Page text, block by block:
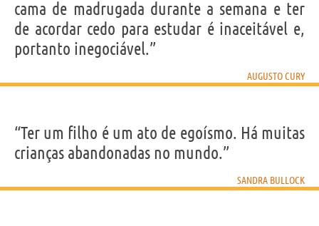
cama de madrugada durante a semana e ter
de acordar cedo para estudar é inaceitável e,
portanto inegociável.”
AUGUSTO CURY
“Ter um filho é um ato de egoísmo. Há muitas
crianças abandonadas no mundo.”
SANDRA BULLOCK